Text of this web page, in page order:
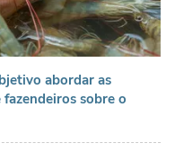
abordar as
sobre o